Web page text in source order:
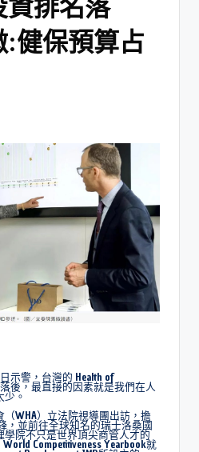
資排名落
保預算占
示警，台灣的 Health of
後，最直接的因素就是我們在人
。
WHA）立法院視導團出訪，擔
，並前往全球知名的瑞士洛桑國
院不只是世界頂尖商管人才的
Competitiveness Yearbook就